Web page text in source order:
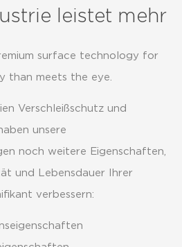
leistet mehr
surface technology for
than meets the eye.
Verschleißschutz und
unsere
noch weitere Eigenschaften,
und Lebensdauer Ihrer
verbessern: